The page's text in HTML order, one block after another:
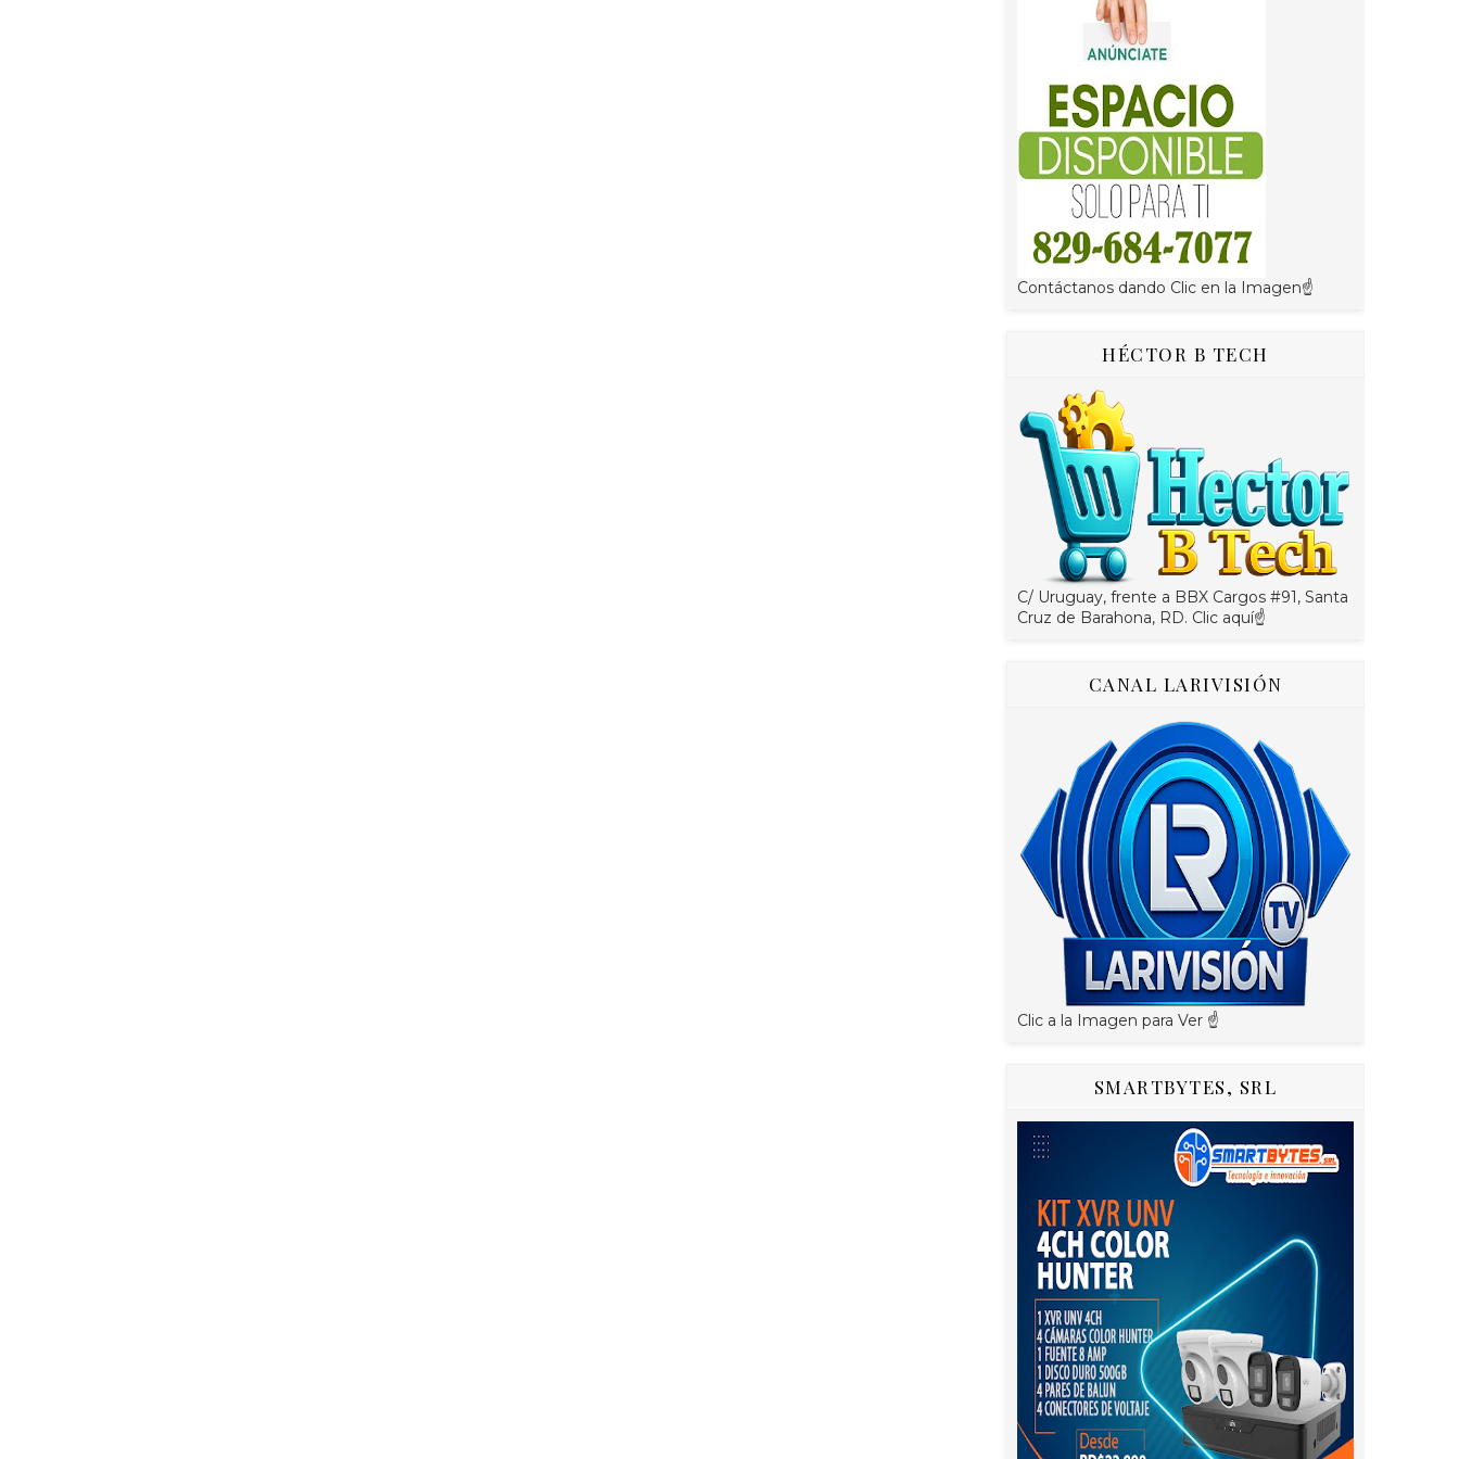
Contáctanos dando Clic en la Imagen☝
HÉCTOR B TECH
C/ Uruguay, frente a BBX Cargos #91, Santa
Cruz de Barahona, RD. Clic aquí☝
CANAL LARIVISIÓN
Clic a la Imagen para Ver ☝️
SMARTBYTES, SRL